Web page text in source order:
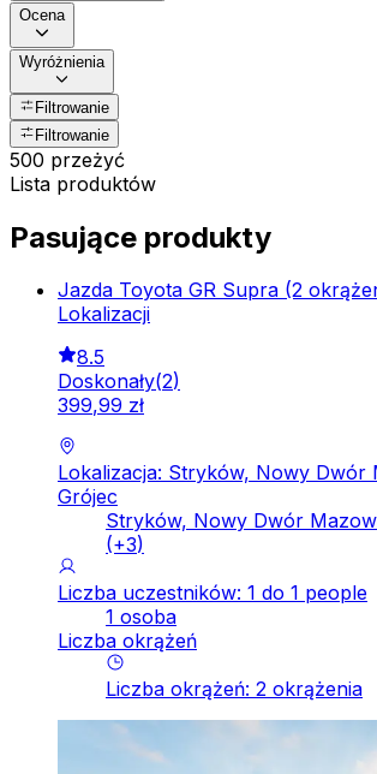
Ocena
Wyróżnienia
Filtrowanie
Filtrowanie
500 przeżyć
Lista produktów
Pasujące produkty
Jazda Toyota GR Supra (2
Lokalizacji
8.5
Doskonały(2)
399,99 zł
Lokalizacja: Stryków, Nowy Dwór
Grójec
Stryków, Nowy Dwór
(+3)
Liczba uczestników: 1 do 1 people
1 osoba
Liczba okrążeń
Liczba okrążeń: 2 okrążenia